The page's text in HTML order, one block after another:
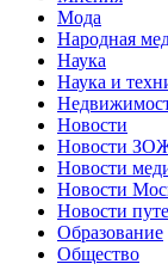
Мода
Народная
Наука
Наука и
Новости
Новости
Новости
Новости
Новости
Образование
Общество